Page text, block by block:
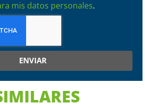
mis datos personales.
ENVIAR